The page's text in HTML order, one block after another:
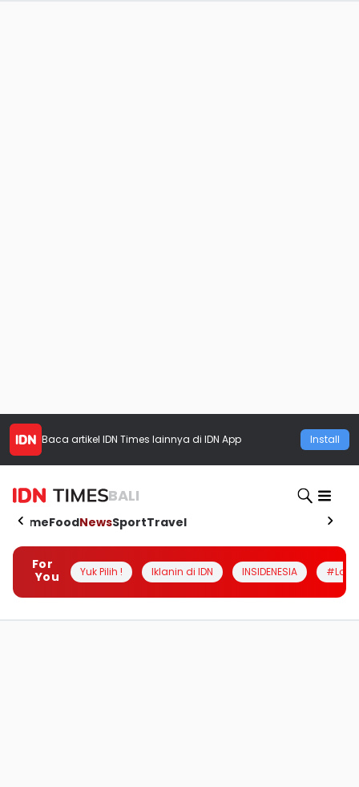
Baca artikel IDN Times lainnya di IDN App Install
BALI
HomeFoodNewsSportTravel
For
You
Yuk Pilih ! Iklanin di IDN INSIDENESIA